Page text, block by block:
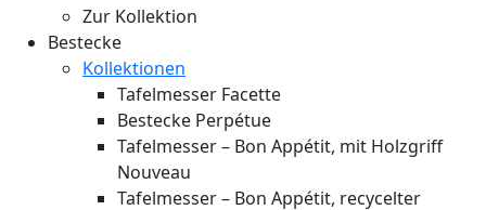
Zur Kollektion
Bestecke
Kollektionen
Tafelmesser Facette
Bestecke Perpétue
Tafelmesser – Bon Appétit, mit Holzgriff
Nouveau
Tafelmesser – Bon Appétit, recycelter